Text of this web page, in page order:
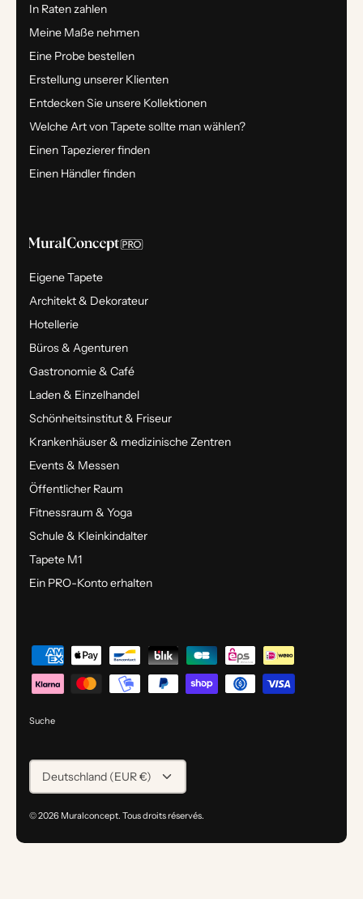
In Raten zahlen
Meine Maße nehmen
Eine Probe bestellen
Erstellung unserer Klienten
Entdecken Sie unsere Kollektionen
Welche Art von Tapete sollte man wählen?
Einen Tapezierer finden
Einen Händler finden
Eigene Tapete
Architekt & Dekorateur
Hotellerie
Büros & Agenturen
Gastronomie & Café
Laden & Einzelhandel
Schönheitsinstitut & Friseur
Krankenhäuser & medizinische Zentren
Events & Messen
Öffentlicher Raum
Fitnessraum & Yoga
Schule & Kleinkindalter
Tapete M1
Ein PRO-Konto erhalten
Suche
WÄHRUNG
Deutschland (EUR €)
© 2026 Muralconcept. Tous droits réservés.